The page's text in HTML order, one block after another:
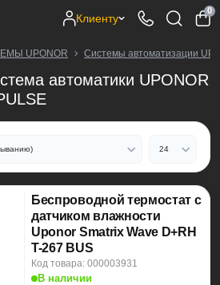
Клиенту
0
UPONOR Системы автоматизации
автоматики UPONOR
Беспроводной термостат с
датчиком влажности
Uponor Smatrix Wave D+RH
T-267 BUS
Код товара: 000003931
В наличии